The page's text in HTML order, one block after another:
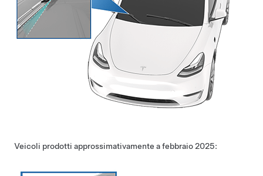
Veicoli prodotti approssimativamente a febbraio 2025: